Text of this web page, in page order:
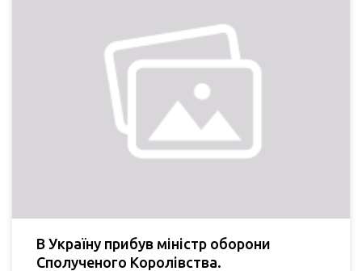
В Україну прибув міністр оборони
Сполученого Королівства.